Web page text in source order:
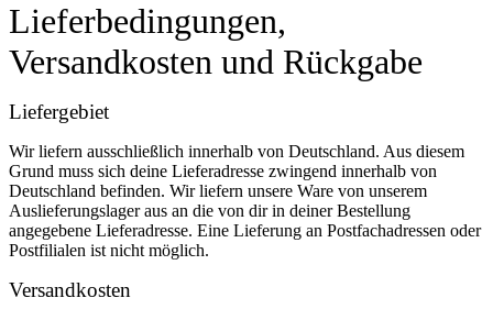
Lieferbedingungen,
Versandkosten und Rückgabe
Liefergebiet
Wir liefern ausschließlich innerhalb von Deutschland. Aus diesem
Grund muss sich deine Lieferadresse zwingend innerhalb von
Deutschland befinden. Wir liefern unsere Ware von unserem
Auslieferungslager aus an die von dir in deiner Bestellung
angegebene Lieferadresse. Eine Lieferung an Postfachadressen oder
Postfilialen ist nicht möglich.
Versandkosten